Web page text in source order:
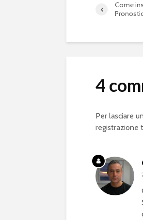
Come
4
Per lasciare
registrazione